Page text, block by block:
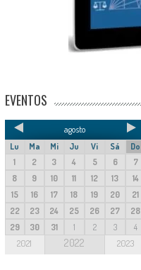
EVENTOS
agosto
Lu Ma Mi Ju Vi Sá
Do
1
2 3 4 5 6
7
8
9 10 11 12 13
14
15
16 17 18 19 20
21
22
23 24 25 26 27
28
29
30 31 1 2 3 4
2021 2022 2023